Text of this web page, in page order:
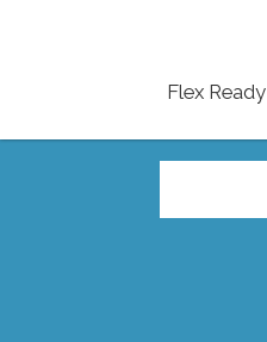
Flex Ready